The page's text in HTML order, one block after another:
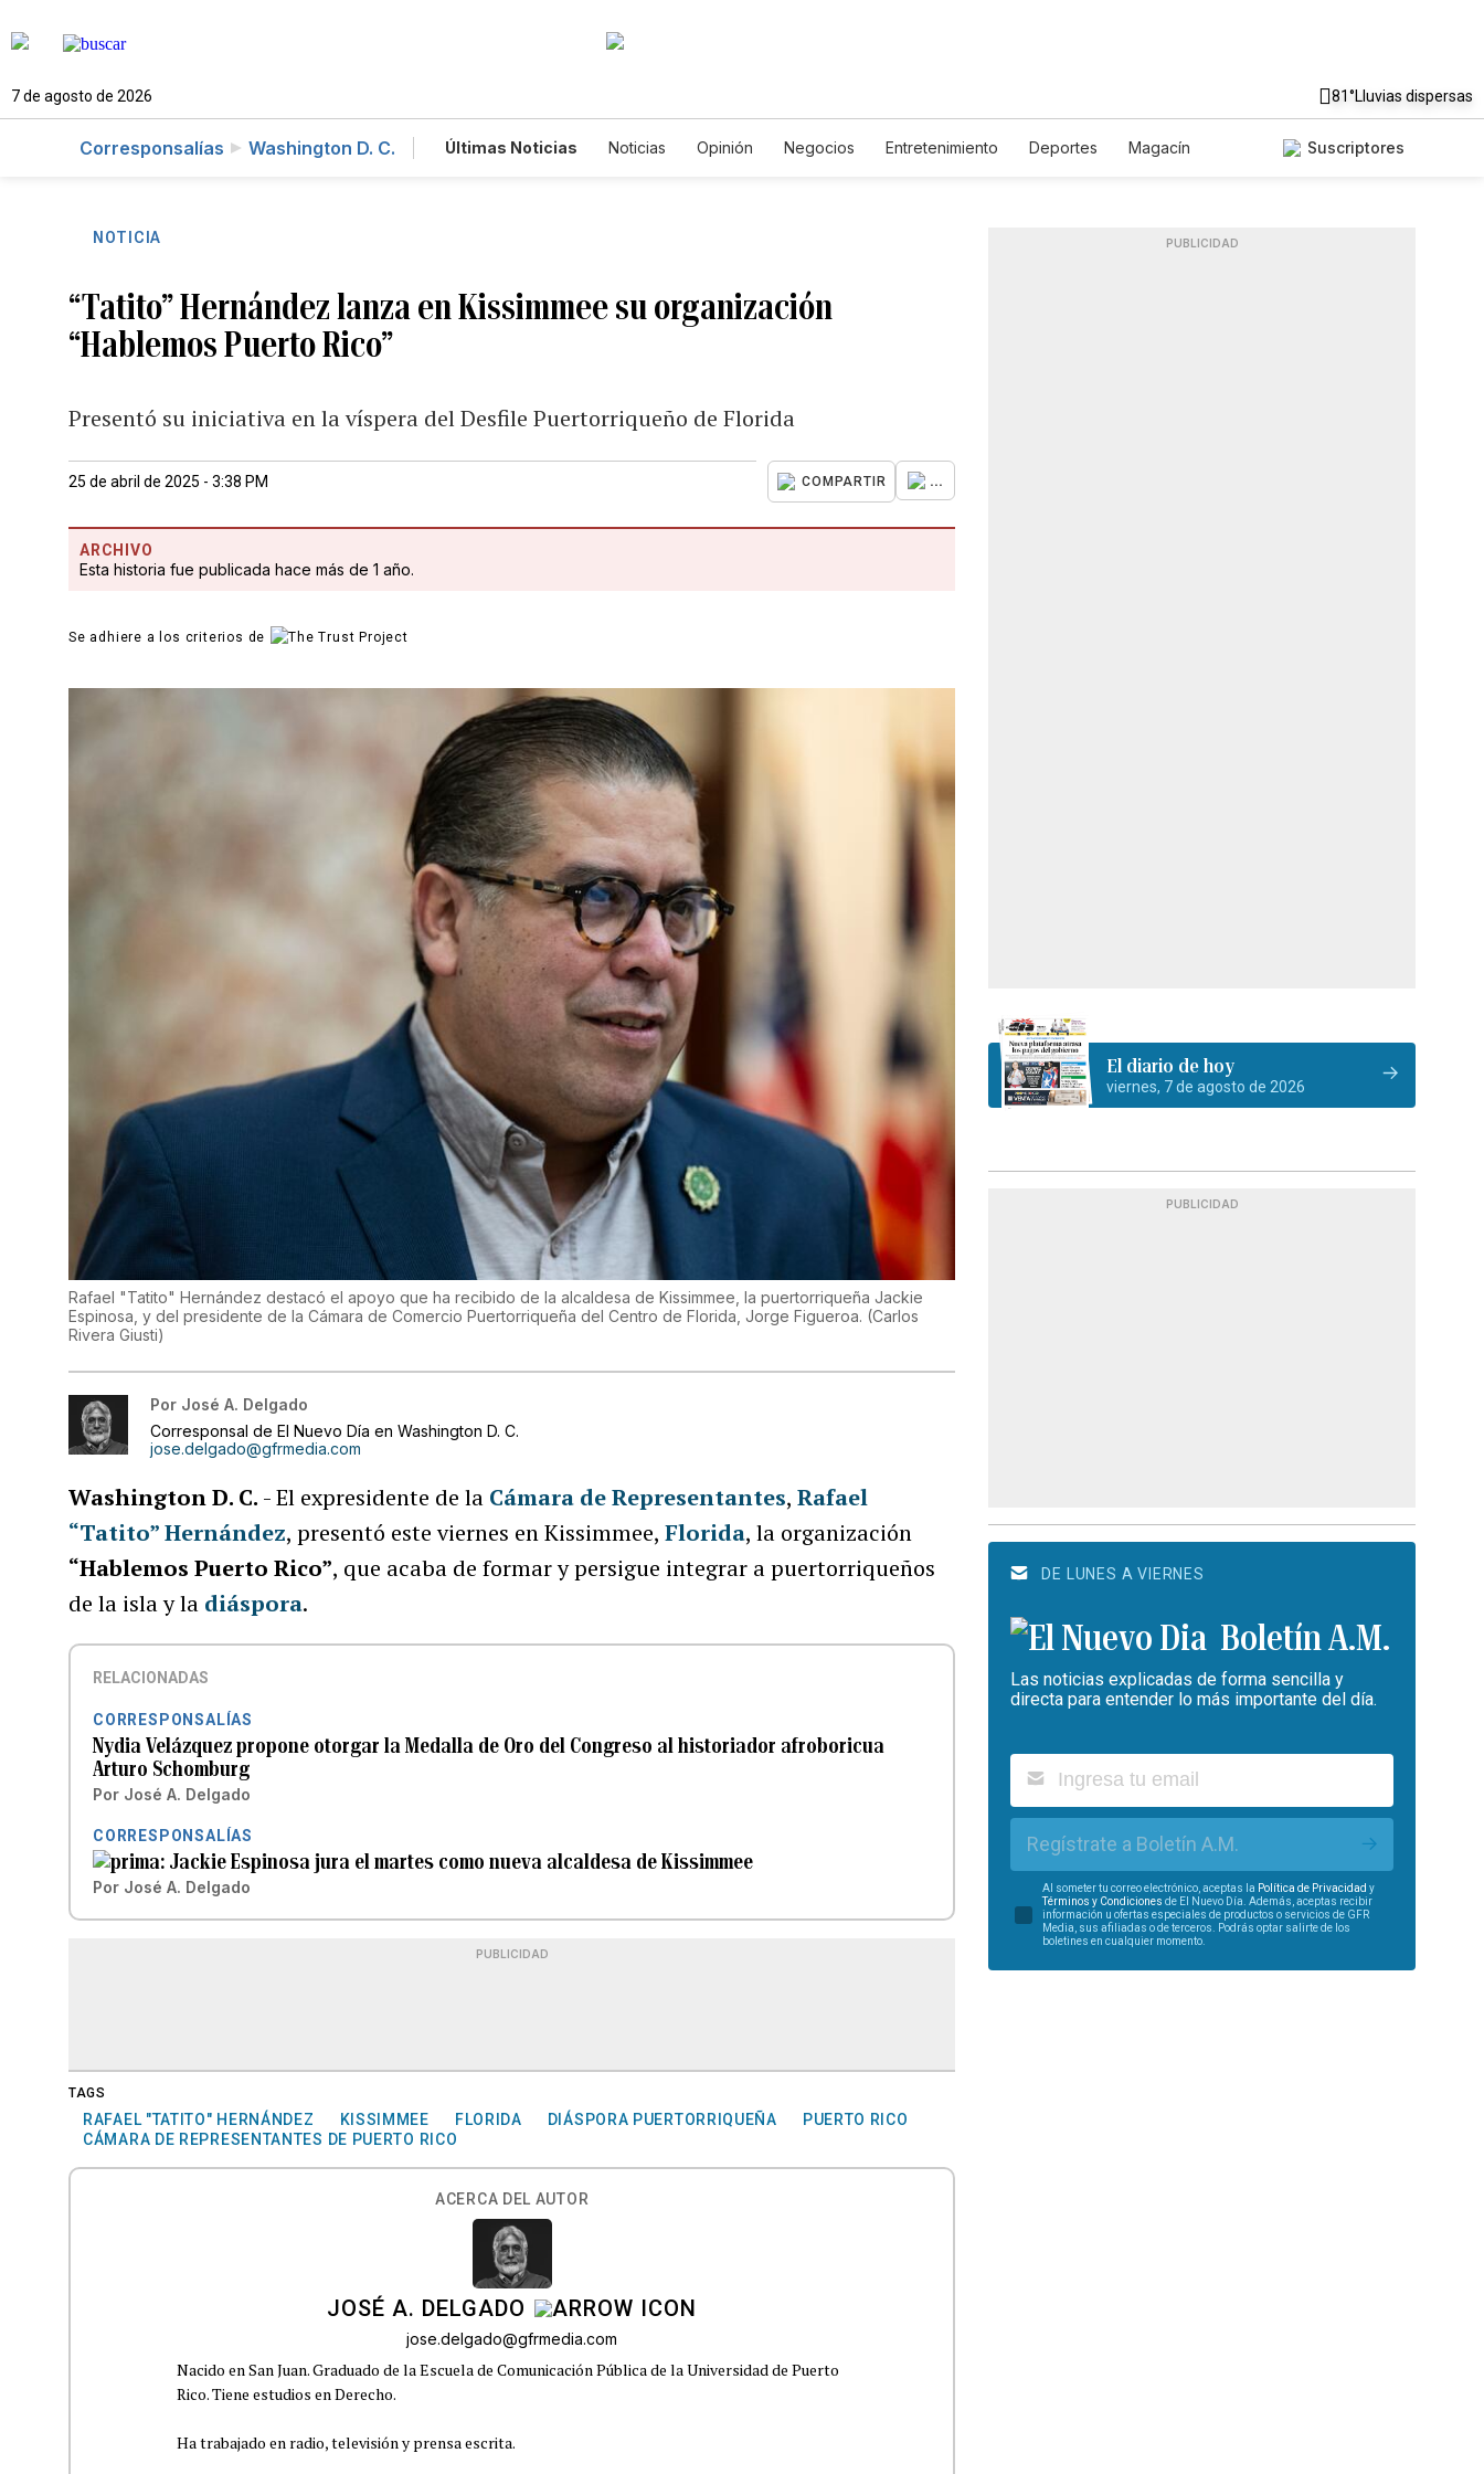
7 de agosto de 2026 81°Lluvias dispersas
Corresponsalías Washington D. C. Últimas Noticias Noticias Opinión Negocios Entretenimiento Deportes
Magacín
Suscriptores
NOTICIA
“Tatito” Hernández lanza en Kissimmee su organización
“Hablemos Puerto Rico”
Presentó su iniciativa en la víspera del Desfile Puertorriqueño de Florida
25 de abril de 2025 - 3:38 PM COMPARTIR ...
ARCHIVO
Esta historia fue publicada hace más de 1 año.
Se adhiere a los criterios de
Rafael "Tatito" Hernández destacó el apoyo que ha recibido de la alcaldesa de Kissimmee, la puertorriqueña Jackie
Espinosa, y del presidente de la Cámara de Comercio Puertorriqueña del Centro de Florida, Jorge Figueroa. (Carlos
Rivera Giusti)
Por José A. Delgado
Corresponsal de El Nuevo Día en Washington D. C.
jose.delgado@gfrmedia.com
Washington D. C. - El expresidente de la Cámara de Representantes,Rafael
“Tatito” Hernández, presentó este viernes en Kissimmee,Florida, la organización
“Hablemos Puerto Rico”, que acaba de formar y persigue integrar a puertorriqueños
de la isla y la diáspora.
RELACIONADAS
CORRESPONSALÍAS
Nydia Velázquez propone otorgar la Medalla de Oro del Congreso al historiador afroboricua
Arturo Schomburg
Por José A. Delgado
CORRESPONSALÍAS
Jackie Espinosa jura el martes como nueva alcaldesa de Kissimmee
Por José A. Delgado
PUBLICIDAD
TAGS
RAFAEL "TATITO" HERNÁNDEZ KISSIMMEE FLORIDA DIÁSPORA PUERTORRIQUEÑA
PUERTO RICO
CÁMARA DE REPRESENTANTES DE PUERTO RICO
ACERCA DEL AUTOR
JOSÉ A. DELGADO
jose.delgado@gfrmedia.com
Nacido en San Juan. Graduado de la Escuela de Comunicación Pública de la Universidad de Puerto
Rico. Tiene estudios en Derecho.
Ha trabajado en radio, televisión y prensa escrita.
PUBLICIDAD
El diario de hoy
viernes, 7 de agosto de 2026
PUBLICIDAD
DE LUNES A VIERNES
Boletín A.M.
Las noticias explicadas de forma sencilla y
directa para entender lo más importante del día.
Regístrate a Boletín A.M.
Al someter tu correo electrónico, aceptas la Política de Privacidad y
Términos y Condiciones de El Nuevo Día. Además, aceptas recibir
información u ofertas especiales de productos o servicios de GFR
Media, sus afiliadas o de terceros. Podrás optar salirte de los
boletines en cualquier momento.